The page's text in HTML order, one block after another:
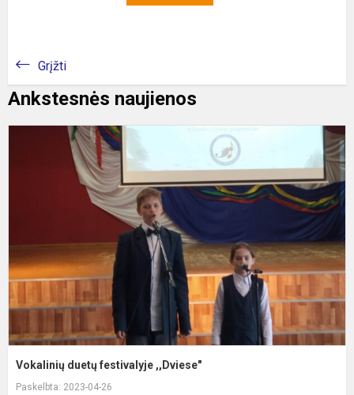
Grįžti
Ankstesnės naujienos
Vokalinių duetų festivalyje ,,Dviese"
Paskelbta: 2023-04-26